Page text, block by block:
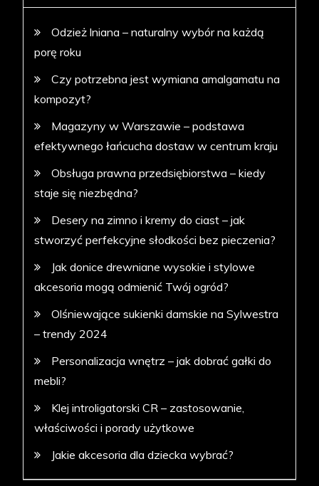
Odzież lniana – naturalny wybór na każdą
porę roku
Czy potrzebna jest wymiana amalgamatu na
kompozyt?
Magazyny w Warszawie – podstawa
efektywnego łańcucha dostaw w centrum kraju
Obsługa prawna przedsiębiorstwa – kiedy
staje się niezbędna?
Desery na zimno i kremy do ciast – jak
stworzyć perfekcyjne słodkości bez pieczenia?
Jak donice drewniane wysokie i stylowe
akcesoria mogą odmienić Twój ogród?
Olśniewające sukienki damskie na Sylwestra
– trendy 2024
Personalizacja wnętrz – jak dobrać gałki do
mebli?
Klej introligatorski CR – zastosowanie,
właściwości i porady użytkowe
Jakie akcesoria dla dziecka wybrać?